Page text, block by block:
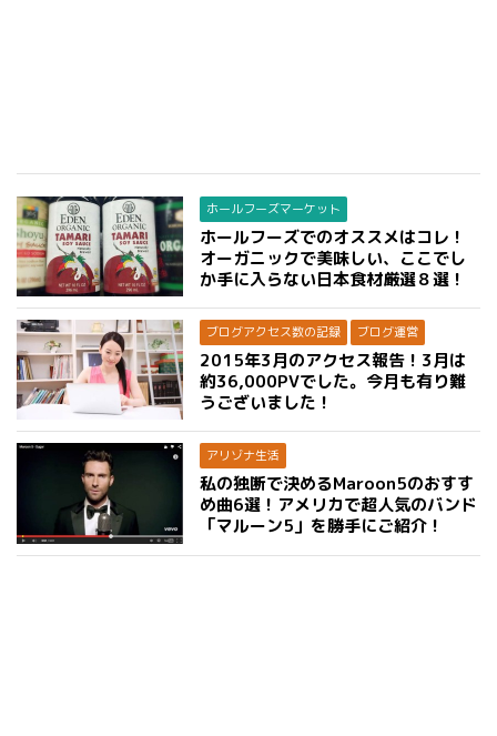
ホールフーズマーケット
ホールフーズでのオススメはコレ！
オーガニックで美味しい、ここでし
か手に入らない日本食材厳選８選！
ブログアクセス数の記録 ブログ運営
2015年3月のアクセス報告！3月は
約36,000PVでした。今月も有り難
うございました！
アリゾナ生活
私の独断で決めるMaroon5のおすす
め曲6選！アメリカで超人気のバンド
「マルーン5」を勝手にご紹介！